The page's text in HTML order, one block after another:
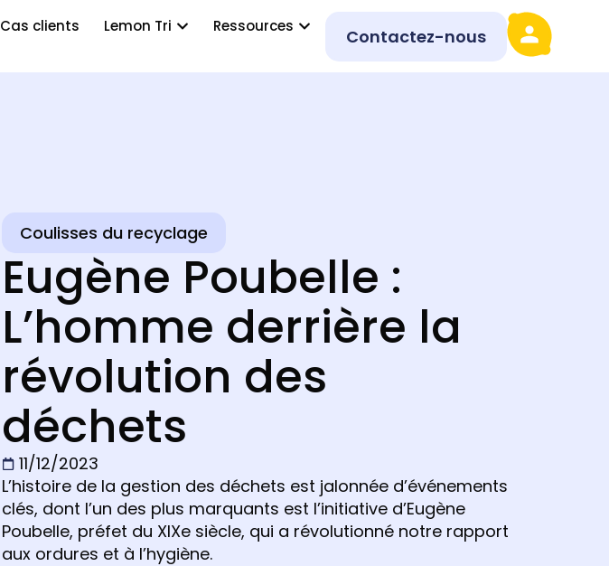
Cas clients Lemon Tri Ressources Contactez-nous
Coulisses du recyclage
Eugène Poubelle :
L’homme derrière la
révolution des
déchets
11/12/2023
L’histoire de la gestion des déchets est jalonnée d’événements
clés, dont l’un des plus marquants est l’initiative d’Eugène
Poubelle, préfet du XIXe siècle, qui a révolutionné notre rapport
aux ordures et à l’hygiène.